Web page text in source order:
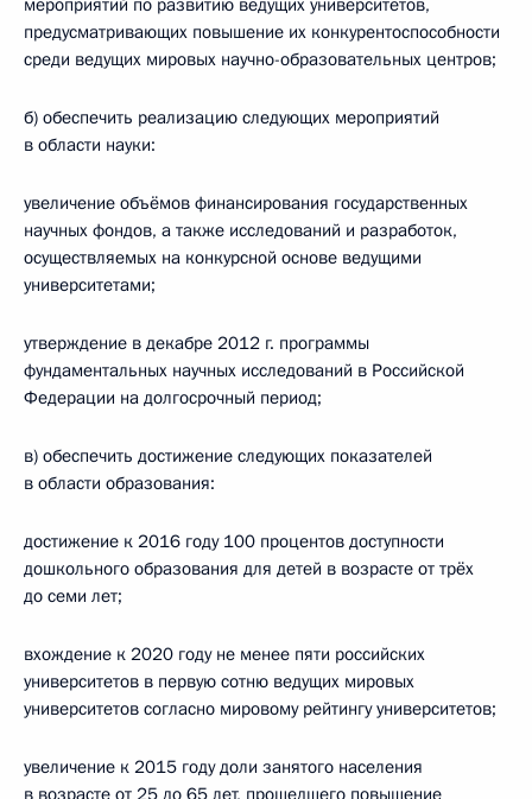
мероприятий по развитию ведущих университетов,
предусматривающих повышение их конкурентоспособности
среди ведущих мировых научно-образовательных центров;
б) обеспечить реализацию следующих мероприятий
в области науки:
увеличение объёмов финансирования государственных
научных фондов, а также исследований и разработок,
осуществляемых на конкурсной основе ведущими
университетами;
утверждение в декабре 2012 г. программы
фундаментальных научных исследований в Российской
Федерации на долгосрочный период;
в) обеспечить достижение следующих показателей
в области образования:
достижение к 2016 году 100 процентов доступности
дошкольного образования для детей в возрасте от трёх
до семи лет;
вхождение к 2020 году не менее пяти российских
университетов в первую сотню ведущих мировых
университетов согласно мировому рейтингу университетов;
увеличение к 2015 году доли занятого населения
в возрасте от 25 до 65 лет, прошедшего повышение